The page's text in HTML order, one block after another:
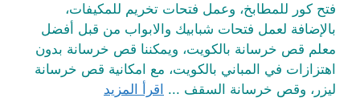
فتح كور للمطابخ، وعمل فتحات تخريم للمكيفات،
بالإضافة لعمل فتحات شبابيك والابواب من قبل أفضل
معلم قص خرسانة بالكويت، ويمكننا قص خرسانة بدون
اهتزازات في المباني بالكويت، مع امكانية قص خرسانة
ليزر، وقص خرسانة السقف ... اقرأ المزيد